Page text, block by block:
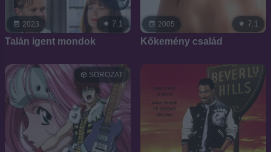
2023 7.1
Talán igent mondok
2005 7.1
Kőkemény család
SOROZAT